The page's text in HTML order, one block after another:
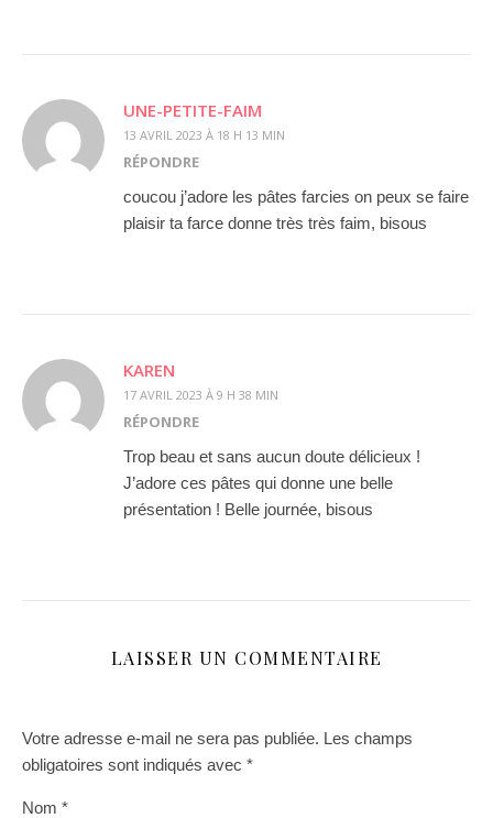
UNE-PETITE-FAIM
13 AVRIL 2023 À 18 H 13 MIN
RÉPONDRE
coucou j’adore les pâtes farcies on peux se faire
plaisir ta farce donne très très faim, bisous
KAREN
17 AVRIL 2023 À 9 H 38 MIN
RÉPONDRE
Trop beau et sans aucun doute délicieux !
J’adore ces pâtes qui donne une belle
présentation ! Belle journée, bisous
LAISSER UN COMMENTAIRE
Votre adresse e-mail ne sera pas publiée. Les champs
obligatoires sont indiqués avec *
Nom *